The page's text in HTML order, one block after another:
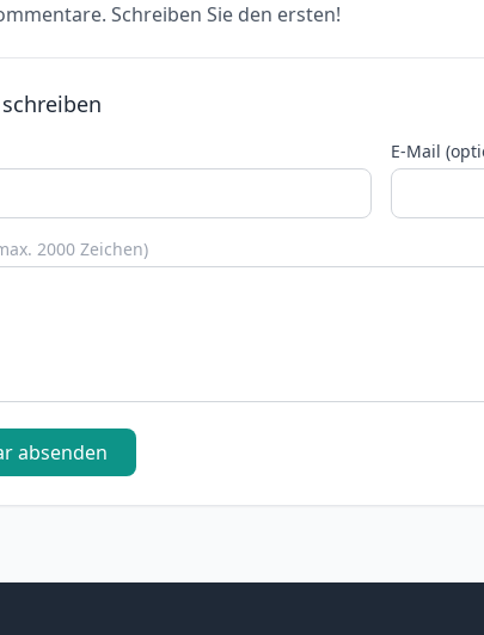
Schreiben Sie den ersten!
E-Mail
2000 Zeichen)
absenden